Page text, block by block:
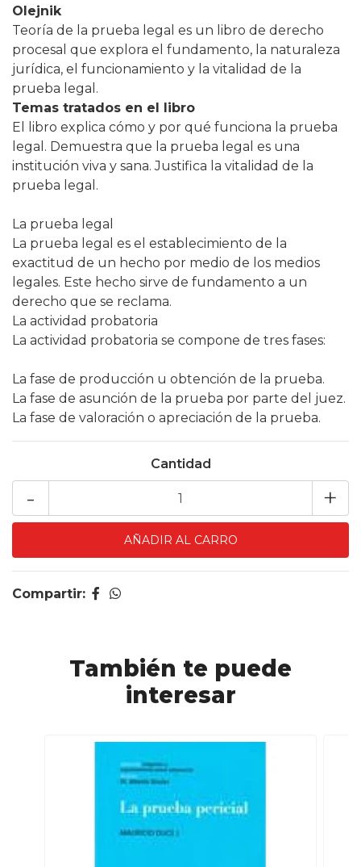
Olejnik
Teoría de la prueba legal es un libro de derecho
procesal que explora el fundamento, la naturaleza
jurídica, el funcionamiento y la vitalidad de la
prueba legal.
Temas tratados en el libro
El libro explica cómo y por qué funciona la prueba
legal. Demuestra que la prueba legal es una
institución viva y sana. Justifica la vitalidad de la
prueba legal.
La prueba legal
La prueba legal es el establecimiento de la
exactitud de un hecho por medio de los medios
legales. Este hecho sirve de fundamento a un
derecho que se reclama.
La actividad probatoria
La actividad probatoria se compone de tres fases:
La fase de producción u obtención de la prueba.
La fase de asunción de la prueba por parte del juez.
La fase de valoración o apreciación de la prueba.
Cantidad
+
-
Compartir:
También te puede
interesar